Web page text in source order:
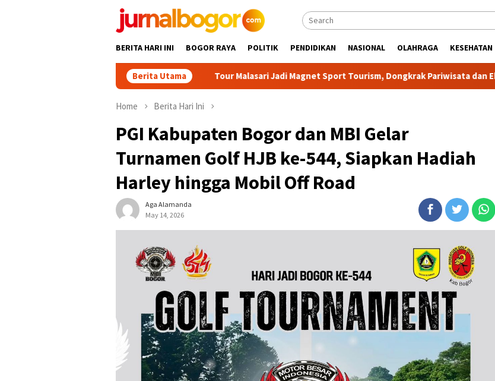
BERITA HARI INI BOGOR RAYA POLITIK PENDIDIKAN NASIONAL OLAHRAGA KESEHATAN
Berita Utama
Tour Malasari Jadi Magnet Sport Tourism, Dongkrak Pariwisata dan Ekonomi
Home Berita Hari Ini
PGI Kabupaten Bogor dan MBI Gelar
Turnamen Golf HJB ke-544, Siapkan Hadiah
Harley hingga Mobil Off Road
Aga Alamanda
May 14, 2026